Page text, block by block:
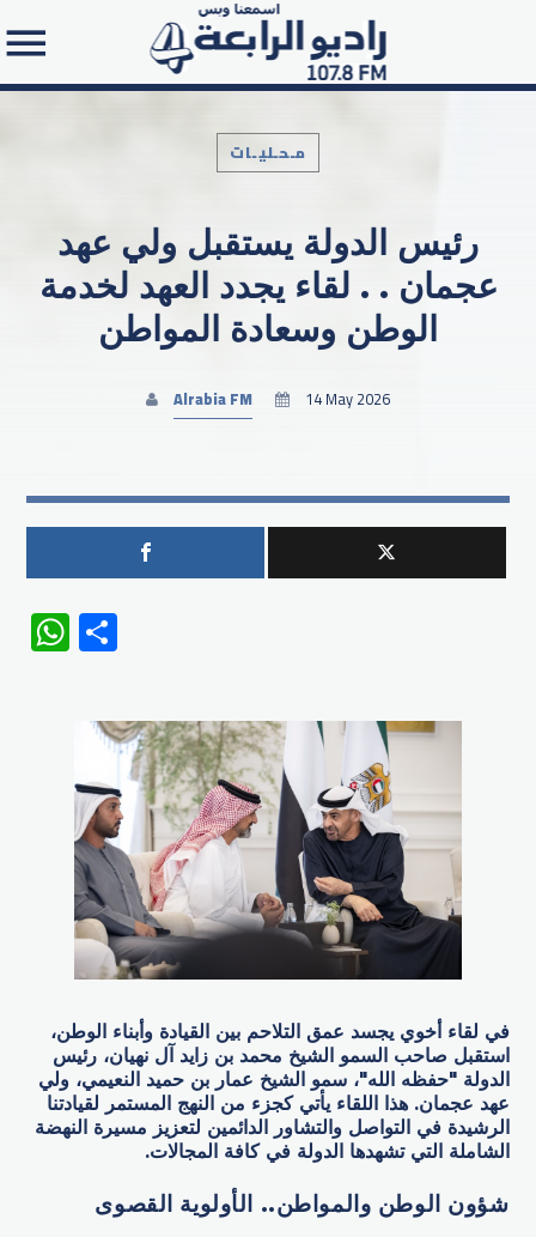
Search in the website:
مـحـليـات
رئيس الدولة يستقبل ولي عهد
عجمان . . لقاء يجدد العهد لخدمة
الوطن وسعادة المواطن
Alrabia FM 14 May 2026
WhatsApp
في لقاء أخوي يجسد عمق التلاحم بين القيادة وأبناء الوطن،
استقبل صاحب السمو الشيخ محمد بن زايد آل نهيان، رئيس
الدولة "حفظه الله"، سمو الشيخ عمار بن حميد النعيمي، ولي
عهد عجمان. هذا اللقاء يأتي كجزء من النهج المستمر لقيادتنا
الرشيدة في التواصل والتشاور الدائمين لتعزيز مسيرة النهضة
الشاملة التي تشهدها الدولة في كافة المجالات.
شؤون الوطن والمواطن.. الأولوية القصوى